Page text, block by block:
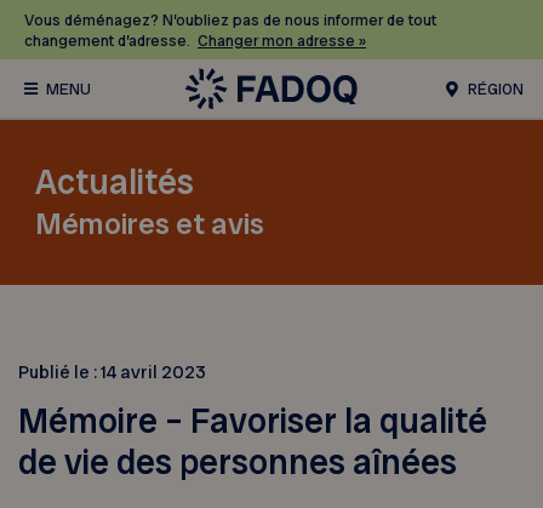
Vous déménagez? N’oubliez pas de nous informer de tout
changement d’adresse. Changer mon adresse »
RÉGION
Actualités
Mémoires et avis
Publié le :14 avril 2023
Mémoire – Favoriser la qualité
de vie des personnes aînées